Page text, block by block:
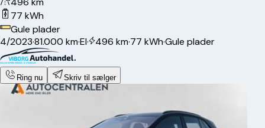
77 kWh
Gule plader
4/2023·81.000 km·El· 496 km·77 kWh·Gule plader
Ring nu Skriv til sælger